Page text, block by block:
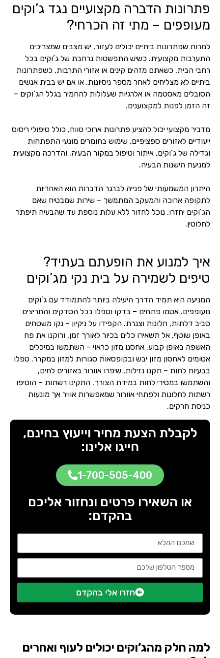
פתרונות הדברה מקצועיים נגד ג’וקים
מעופפים – מתי זה הכרחי?
למרות שפתרונות ביתיים יכולים לעזור, יש מצבים שמצריכים
התערבות מקצועית. כשיש התפשטות נרחבת של ג’וקים בכל
רחבי הבית, כשאתם מזהים קינים או אזורי התרבות, כשפתרונות
ביתיים לא מצליחים לאחר מספר ניסיונות, או אם יש בבית אנשים
הסובלים מאסטמה או אלרגיות שעלולות להחמיר בגלל הג’וקים –
זה הזמן לפנות למקצוענים.
מדביר מקצועי יכול להציע פתרונות ארוכי טווח, כולל טיפולי ריסוס
ייעודיים לאזורים ספציפיים, שימוש בחומרים מונעי התפתחות
וגדילה של ג’וקים, איתור וטיפול במקור הבעיה, והדרכה מקצועית
למניעת הישנות הבעיה.
היתרון המשמעותי של פנייה לברגר הדברות הוא האחריות
לתקופה ארוכה והמעקב המתמשך – שירות שמבטיח שאם
הג’וקים יחזרו, נוכל לחזור ללא עלות נוספת עד שהבעיה תיפתר
לחלוטין.
איך למנוע את הופעתם בעתיד?
טיפים לשמירה על בית נקי מג’וקים
המניעה היא תמיד הדרך היעילה ביותר להתמודד עם ג’וקים
מעופפים. אטמו פתחים – בדקו וטפלו בכל הסדקים והחריצים
סביב דלתות, חלונות וצנרת. הקפידו על ניקיון – נקו משטחים
באופן שוטף, אל תשאירו כלים בכיור לאורך זמן, ורוקנו את פח
האשפה באופן קבוע. אחסנו מזון כראוי – השתמשו במיכלים
אטומים לאחסון מזון יבש ובקופסאות סגורות למזון במקרר. טפלו
בבעיות לחות – תקנו נזילות, שיפרו אוורור באזורים לחים,
והשתמשו במסירי לחות במידת הצורך. התקינו רשתות – הוסיפו
רשתות לחלונות ולפתחי אוורור שמאפשרות אוויר אך מונעות
כניסת חרקים.
לקבלת הצעת מחיר וייעוץ בחינם,
חייגו אלינו:
1-700-505-400
או השאירו פרטים ונחזור אליכם
בהקדם:
חזרו אלי בהקדם
למה חלק מהג’וקים יכולים לעוף ואחרים